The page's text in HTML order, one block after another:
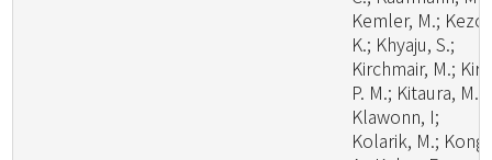
Kemler, M.; Kezo,
K.; Khyaju, S.;
Kirchmair, M.;
P. M.; Kitaura, M.
Klawonn, I;
Kolarik, M.; Kong,